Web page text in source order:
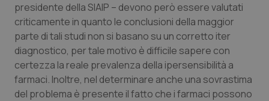
Valle D’Aosta
Veneto
Oncodermatologia
Oncoematologia
Oncologia & Nutrizione
presidente della SIAIP – devono però essere valutati
criticamente in quanto le conclusioni della maggior
parte di tali studi non si basano su un corretto iter
diagnostico, per tale motivo è difficile sapere con
certezza la reale prevalenza della ipersensibilità a
farmaci. Inoltre, nel determinare anche una sovrastima
del problema è presente il fatto che i farmaci possono